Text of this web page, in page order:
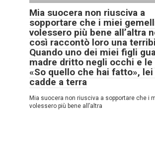
Mia suocera non riusciva a
sopportare che i miei
volessero più bene all’altra
così raccontò loro una
Quando uno dei miei figli
madre dritto negli occhi e le
«So quello che hai fatto»,
cadde a terra
Mia suocera non riusciva a sopportare che i
volessero più bene all’altra